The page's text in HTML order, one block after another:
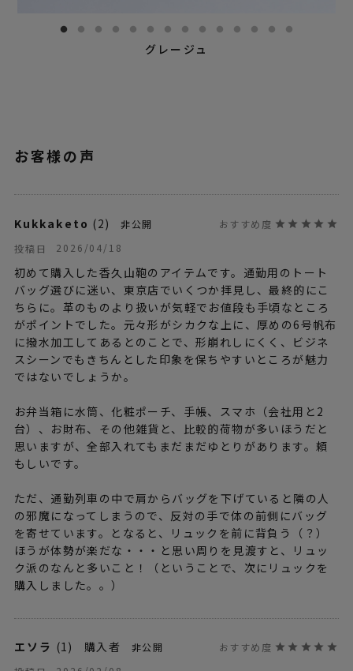
グレージュ
Kukkaketo 2
非公開
投稿日
2026/04/18
初めて購入した香久山鞄のアイテムです。通勤用のトート
バッグ選びに迷い、東京店でいくつか拝見し、最終的にこ
ちらに。革のものより扱いが気軽でお値段も手頃なところ
がポイントでした。元々形がシカクな上に、厚めの6号帆布
に撥水加工してあるとのことで、形崩れしにくく、ビジネ
スシーンでもきちんとした印象を保ちやすいところが魅力
ではないでしょうか。
お弁当箱に水筒、化粧ポーチ、手帳、スマホ（会社用と2
台）、お財布、その他雑貨と、比較的荷物が多いほうだと
思いますが、全部入れてもまだまだゆとりがあります。頼
もしいです。
ただ、通勤列車の中で肩からバッグを下げていると隣の人
の邪魔になってしまうので、反対の手で体の前側にバッグ
を寄せています。となると、リュックを前に背負う（？）
ほうが体勢が楽だな・・・と思い周りを見渡すと、リュッ
ク派のなんと多いこと！（ということで、次にリュックを
購入しました。。）
エソラ 1 購入者
非公開